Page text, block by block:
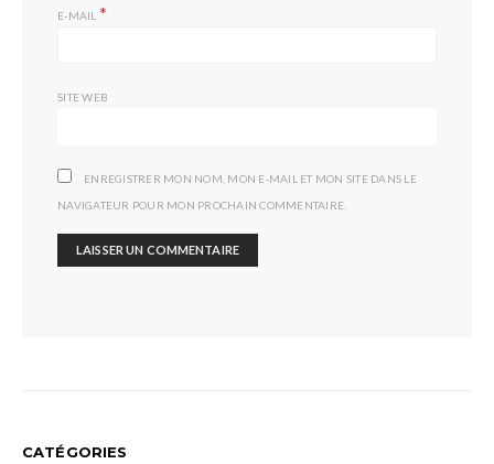
E-MAIL *
SITE WEB
ENREGISTRER MON NOM, MON E-MAIL ET MON SITE DANS LE
NAVIGATEUR POUR MON PROCHAIN COMMENTAIRE.
CATÉGORIES